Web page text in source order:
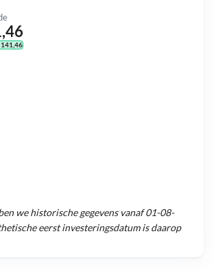
141,46
we historische gegevens vanaf01-08-
eerst investeringsdatum is daarop